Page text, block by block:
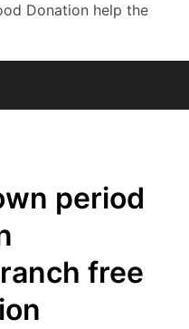
Donation help the
period
free